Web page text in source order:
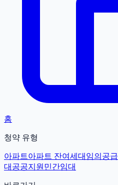
홈
청약 유형
아파트아파트 잔여세대 임의공급
대 공공지원민간임대